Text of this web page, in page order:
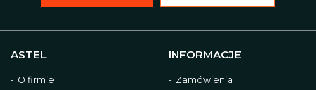
ASTEL
O firmie
INFORMACJE
Zamówienia